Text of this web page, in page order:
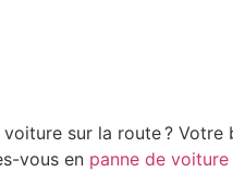
sur la route ?
vous en panne de